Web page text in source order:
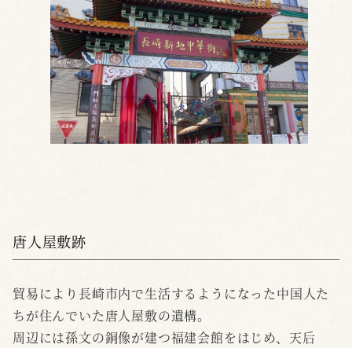
唐人屋敷跡
貿易により長崎市内で生活するようになった中国人た
ちが住んでいた唐人屋敷の遺構。
周辺には孫文の銅像が建つ福建会館をはじめ、天后